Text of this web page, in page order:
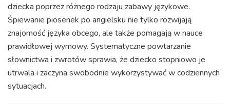
dziecka poprzez różnego rodzaju zabawy językowe.
Śpiewanie piosenek po angielsku nie tylko rozwijają
znajomość języka obcego, ale także pomagają w nauce
prawidłowej wymowy. Systematyczne powtarzanie
słownictwa i zwrotów sprawia, że dziecko stopniowo je
utrwala i zaczyna swobodnie wykorzystywać w codziennych
sytuacjach.